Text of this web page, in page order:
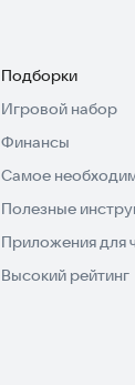
Подборки
Игровой набор
Финансы
Самое
Полезные
Приложения для
Высокий рейтинг